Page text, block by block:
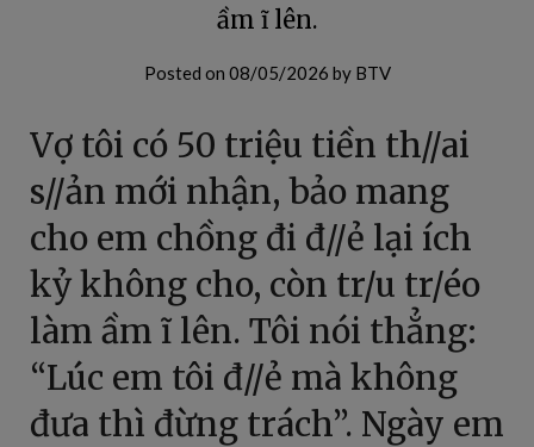
ầm ĩ lên.
Posted on 08/05/2026 by BTV
Vợ tôi có 50 triệu tiền th//ai
s//ản mới nhận, bảo mang
cho em chồng đi đ//ẻ lại ích
kỷ không cho, còn tr/u tr/éo
làm ầm ĩ lên. Tôi nói thẳng:
“Lúc em tôi đ//ẻ mà không
đưa thì đừng trách”. Ngày em